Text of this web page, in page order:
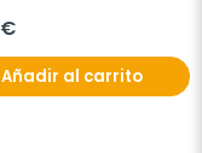
Añadir al carrito